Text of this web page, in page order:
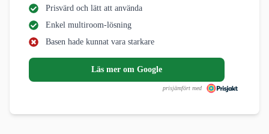
Prisvärd och lätt att använda
Enkel multiroom-lösning
Basen hade kunnat vara starkare
Läs mer om Google
prisjämfört med